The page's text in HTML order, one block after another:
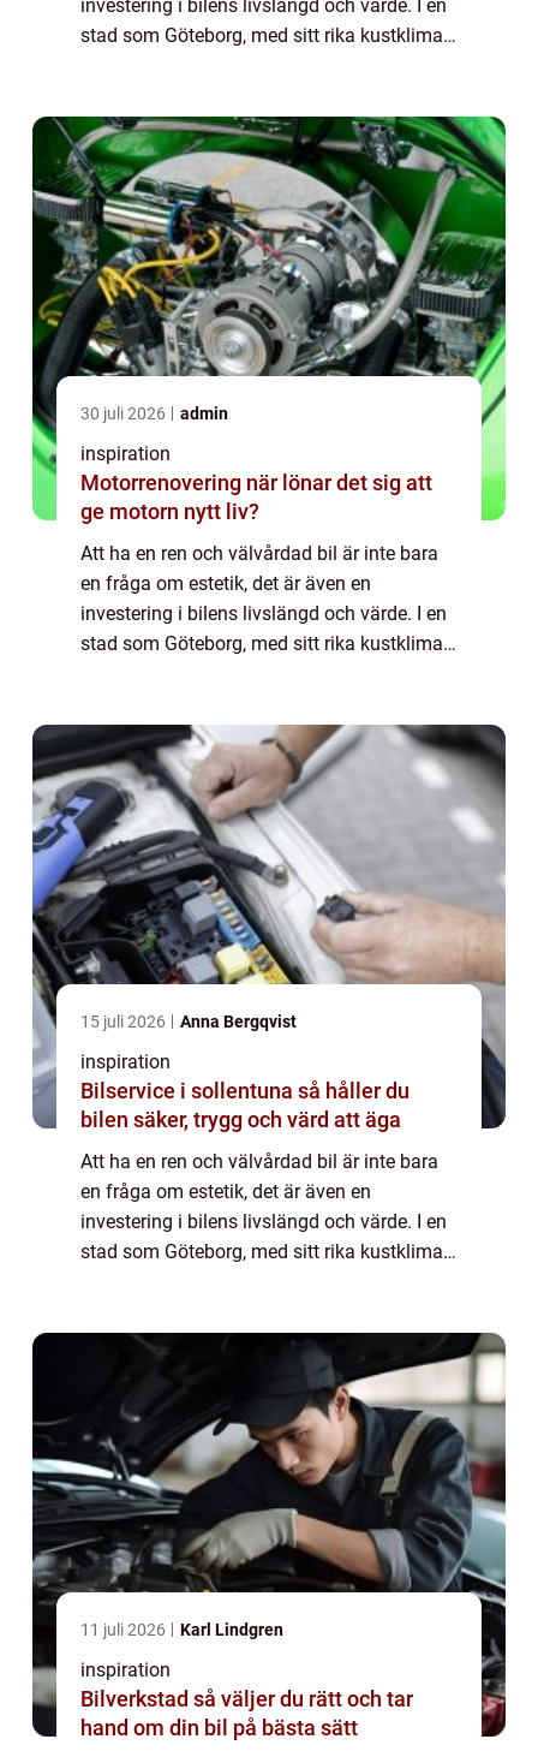
investering i bilens livslängd och värde. I en
stad som Göteborg, med sitt rika kustklimat
30 juli 2026 admin
inspiration
Motorrenovering när lönar det sig att
ge motorn nytt liv?
Att ha en ren och välvårdad bil är inte bara
en fråga om estetik, det är även en
investering i bilens livslängd och värde. I en
stad som Göteborg, med sitt rika kustklimat
15 juli 2026 Anna Bergqvist
inspiration
Bilservice i sollentuna så håller du
bilen säker, trygg och värd att äga
Att ha en ren och välvårdad bil är inte bara
en fråga om estetik, det är även en
investering i bilens livslängd och värde. I en
stad som Göteborg, med sitt rika kustklimat
11 juli 2026 Karl Lindgren
inspiration
Bilverkstad så väljer du rätt och tar
hand om din bil på bästa sätt